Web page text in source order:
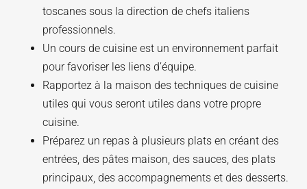
toscanes sous la direction de chefs italiens
professionnels.
Un cours de cuisine est un environnement parfait
pour favoriser les liens d’équipe.
Rapportez à la maison des techniques de cuisine
utiles qui vous seront utiles dans votre propre
cuisine.
Préparez un repas à plusieurs plats en créant des
entrées, des pâtes maison, des sauces, des plats
principaux, des accompagnements et des desserts.